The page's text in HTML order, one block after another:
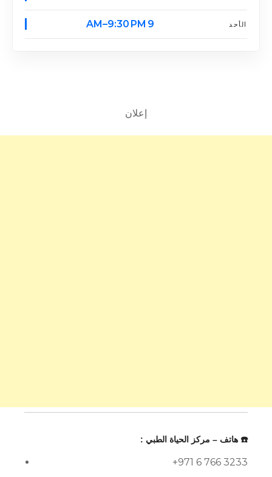
الأحد 9 AM–9:30 PM
إعلان
☎️ هاتف – مركز الحياة الطبي :
+971 6 766 3233